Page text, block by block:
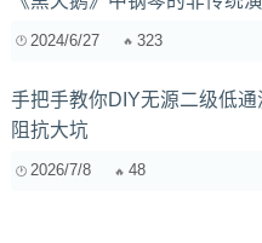
2024/6/27 323
手把手教你DIY无源二级低
阻抗大坑
2026/7/8 48